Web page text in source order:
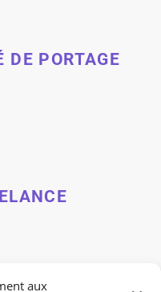
aux
DE PORTAGE